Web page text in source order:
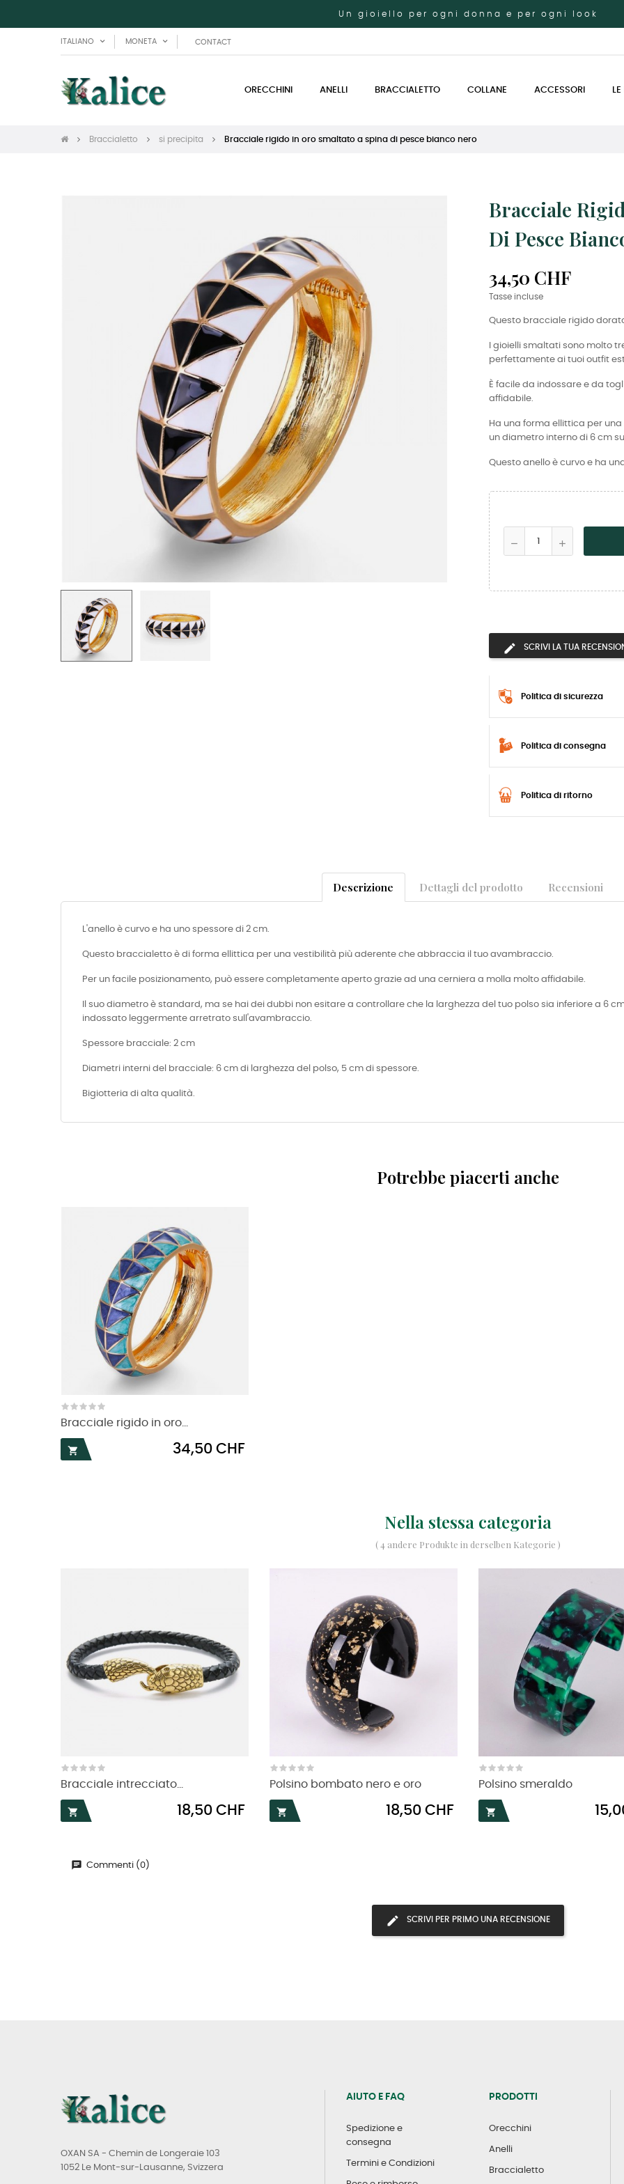
Un gioiello per ogni donna e per ogni look
ITALIANO MONETA CONTACT
ORECCHINI ANELLI BRACCIALETTO COLLANE ACCESSORI
Braccialetto si precipita Bracciale rigido in oro smaltato a spina di pesce bianco nero
Bracciale
Di Pesce
34,50 CHF
Tasse incluse
Questo bracciale rigido
I gioielli smaltati sono molto
perfettamente ai tuoi outfit
È facile da indossare e da
affidabile.
Ha una forma ellittica per
un diametro interno di 6 cm
Questo anello è curvo e ha
SCRIVI LA TUA
Politica di sicurezza
Politica di consegna
Politica di ritorno
Descrizione Dettagli del prodotto Recensioni
L'anello è curvo e ha uno spessore di 2 cm.
Questo braccialetto è di forma ellittica per una vestibilità più aderente che abbraccia il tuo avambraccio.
Per un facile posizionamento, può essere completamente aperto grazie ad una cerniera a molla molto affidabile.
Il suo diametro è standard, ma se hai dei dubbi non esitare a controllare che la larghezza del tuo polso sia inferiore a 6
indossato leggermente arretrato sull'avambraccio.
Spessore bracciale: 2 cm
Diametri interni del bracciale: 6 cm di larghezza del polso, 5 cm di spessore.
Bigiotteria di alta qualità.
Potrebbe piacerti anche
Bracciale rigido in oro...

Prezzo
34,50 CHF
Nella stessa categoria
( 4 andere Produkte in derselben Kategorie )
Bracciale intrecciato...

Prezzo
18,50 CHF
Polsino bombato nero e oro

Prezzo
18,50 CHF
Polsino smeraldo

Prezzo
Commenti (0)
SCRIVI PER PRIMO UNA RECENSIONE
OXAN SA - Chemin de Longeraie 103
1052 Le Mont-sur-Lausanne, Svizzera
AIUTO E FAQ
Spedizione e
consegna
Termini e Condizioni
PRODOTTI
Orecchini
Anelli
Braccialetto